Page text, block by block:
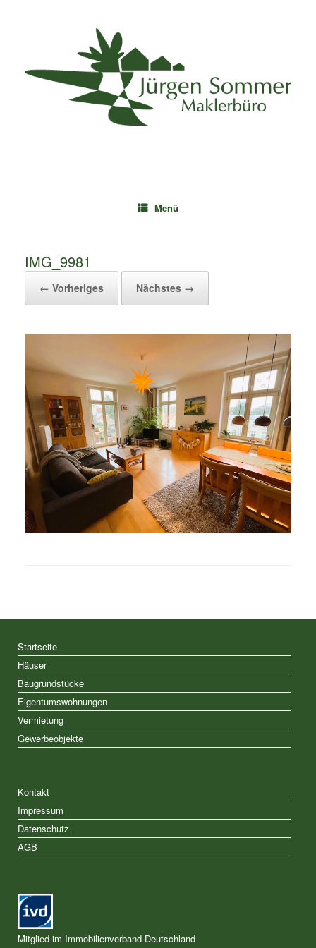
Menü
IMG_9981
← Vorheriges Nächstes →
Startseite
Häuser
Baugrundstücke
Eigentumswohnungen
Vermietung
Gewerbeobjekte
Kontakt
Impressum
Datenschutz
AGB
Mitglied im Immobilienverband Deutschland